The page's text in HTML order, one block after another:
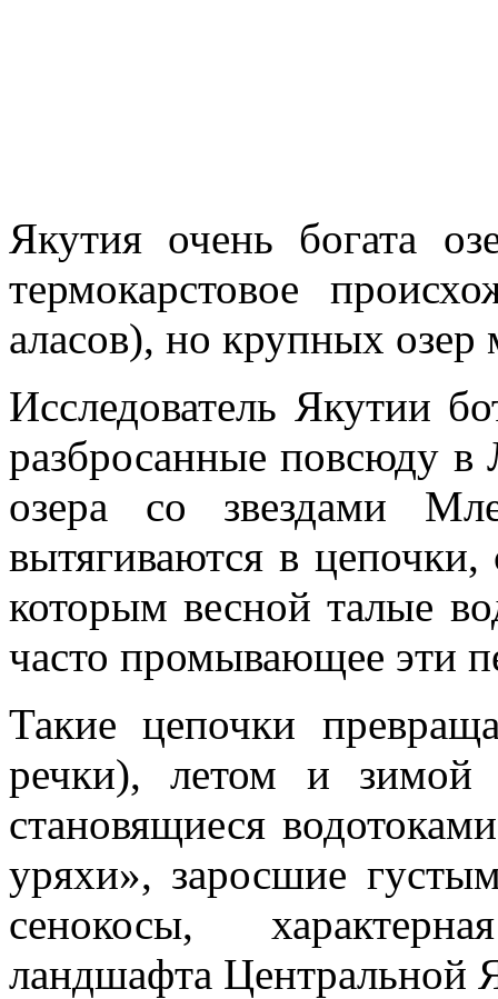
Якутия очень богата
термокарстовое
аласов), но крупных озер
Исследователь Якутии
разбро­санные повсюду в
озера со звездами
вытягиваются в
которым весной талые
часто промывающее эти
Такие цепочки
речки), летом и
становящиеся
уряхи», заросшие
сенокосы,
ландшафта Цент­ральной